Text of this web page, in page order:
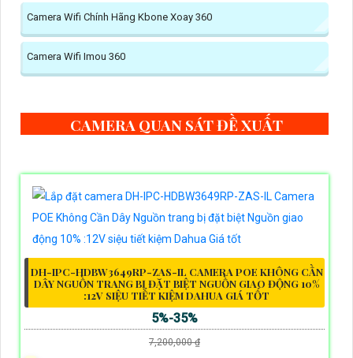
Camera Wifi Chính Hãng Kbone Xoay 360
Camera Wifi Imou 360
CAMERA QUAN SÁT ĐỀ XUẤT
DH-IPC-HDBW3649RP-ZAS-IL CAMERA POE KHÔNG CẦN
DÂY NGUỒN TRANG BỊ ĐẶT BIỆT NGUỒN GIAO ĐỘNG 10%
:12V SIỆU TIẾT KIỆM DAHUA GIÁ TỐT
5%-35%
7,200,000 ₫